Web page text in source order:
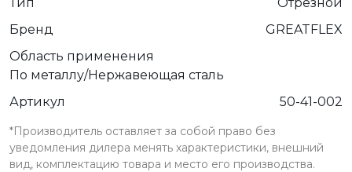
Бренд
GREATFLEX
Область применения
По металлу/Нержавеющая сталь
Артикул
50-41-002
*Производитель оставляет за собой право без
уведомления дилера менять характеристики, внешний
вид, комплектацию товара и место его производства.